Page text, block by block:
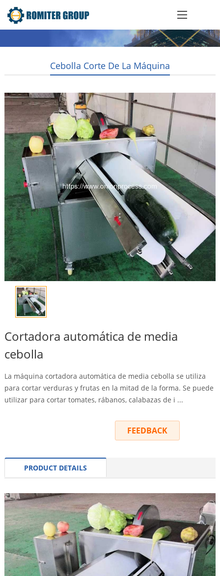
Cebolla Corte De La Máquina
Cortadora automática de media
cebolla
La máquina cortadora automática de media cebolla se utiliza
para cortar verduras y frutas en la mitad de la forma. Se puede
utilizar para cortar tomates, rábanos, calabazas de i ...
FEEDBACK
PRODUCT DETAILS